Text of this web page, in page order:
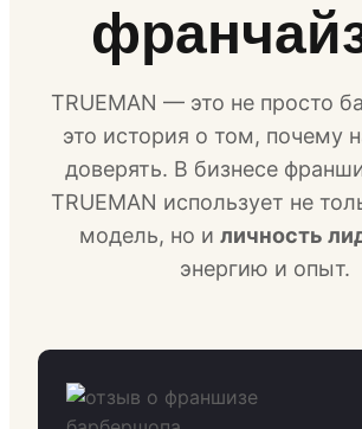
TRUEMAN — это не просто
это история о том, почему
доверять. В бизнесе
TRUEMAN использует не
модель, но и личность
энергию и опыт.